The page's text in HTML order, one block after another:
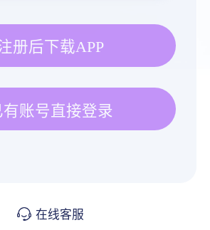
册后下载APP
有账号直接登录
在线客服